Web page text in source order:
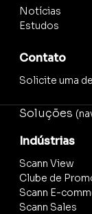
Notícias
Estudos
Contato
Solicite uma
Soluções
Indústrias
Scann View
Clube de
Scann E-
Scann Sales